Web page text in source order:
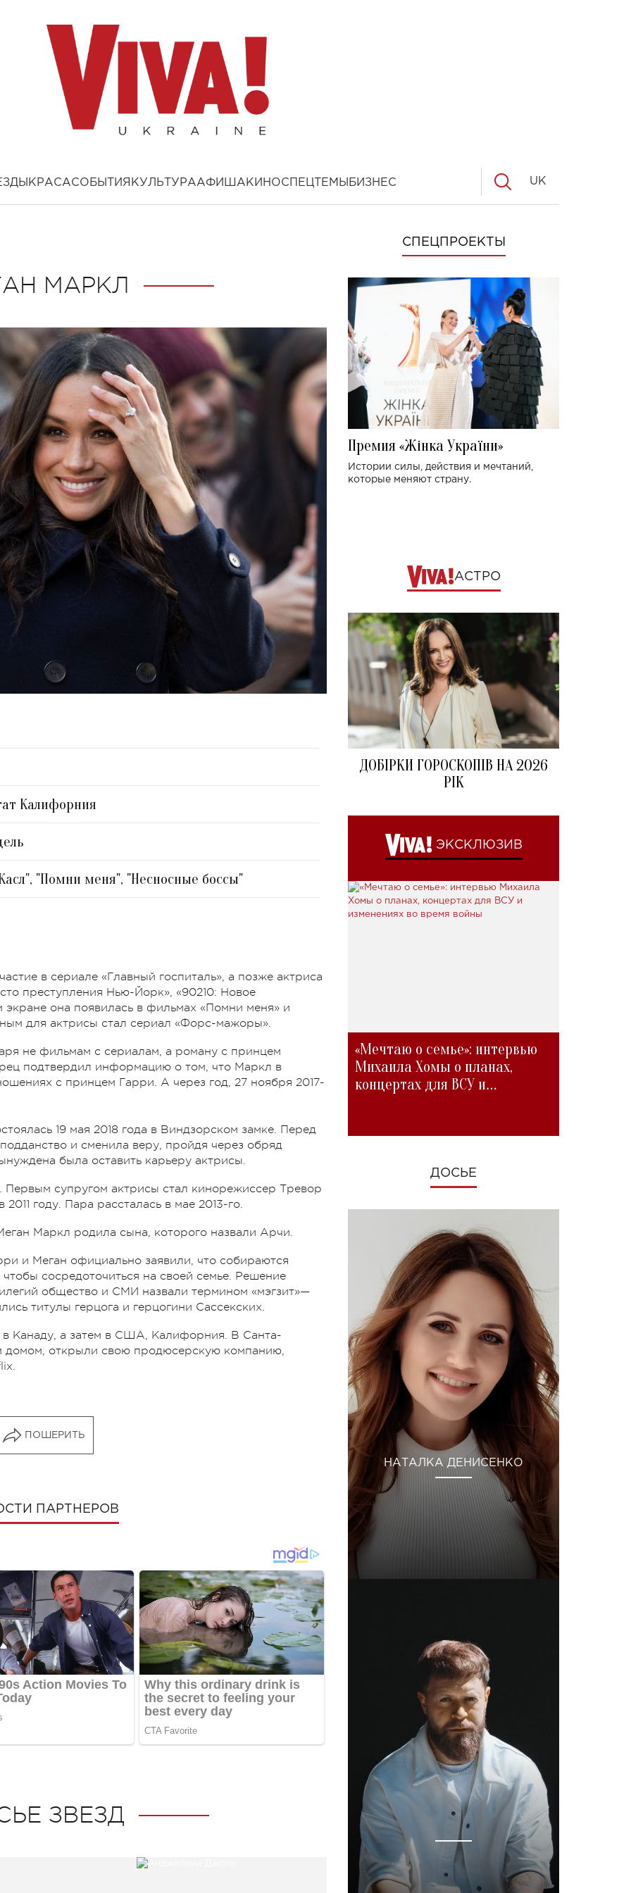
КРАСАСОБЫТИЯ КУЛЬТУРААФИША КИНОСПЕЦТЕМЫ БИЗНЕС UK
МАРКЛ
Калифорния
"Помни меня", "Несносные боссы"
в сериале «Главный госпиталь», а позже актриса
преступления Нью-Йорк», «90210: Новое
она появилась в фильмах «Помни меня» и
для актрисы стал сериал «Форс-мажоры».
не фильмам с сериалам, а роману с принцем
подтвердил информацию о том, что Маркл в
с принцем Гарри. А через год, 27 ноября 2017-
19 мая 2018 года в Виндзорском замке. Перед
и сменила веру, пройдя через обряд
была оставить карьеру актрисы.
супругом актрисы стал кинорежиссер Тревор
году. Пара рассталась в мае 2013-го.
Маркл родила сына, которого назвали Арчи.
и Меган официально заявили, что собираются
сосредоточиться на своей семье. Решение
общество и СМИ назвали термином «мэгзит»—
титулы герцога и герцогини Сассекских.
Канаду, а затем в США, Калифорния. В Санта-
домом, открыли свою продюсерскую компанию,
ПОШЕРИТЬ
ПАРТНЕРОВ
ЗВЕЗД
СПЕЦПРОЕКТЫ
Премия «Жінка України»
Истории силы, действия и мечтаний,
которые меняют страну.
АСТРО
ДОБІРКИ ГОРОСКОПІВ НА 2026
РІК
ЭКСКЛЮЗИВ
«Мечтаю о семье»: интервью
Михаила Хомы о планах,
концертах для ВСУ и
ДОСЬЕ
НАТАЛКА ДЕНИСЕНКО